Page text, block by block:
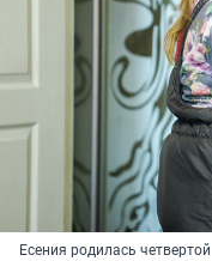
Есения родилась четвертой